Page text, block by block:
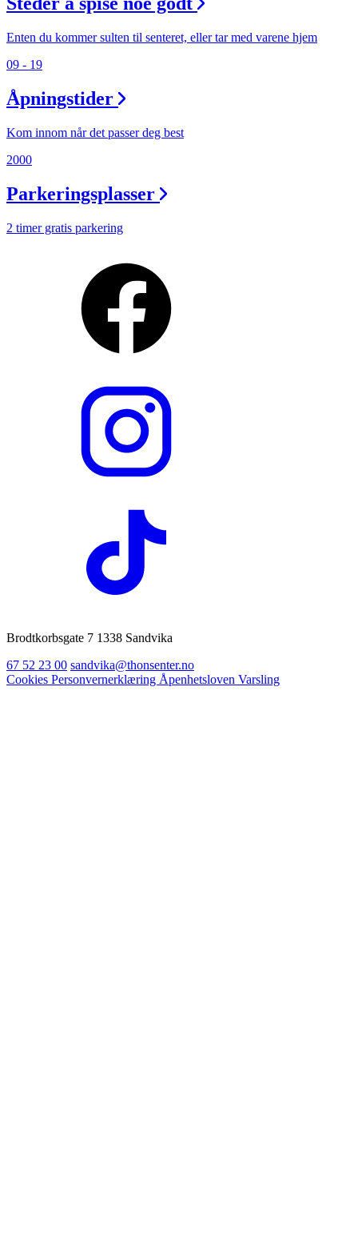
Enten du kommer sulten til senteret, eller tar med varene hjem
09 - 19
Åpningstider
Kom innom når det passer deg best
2000
Parkeringsplasser
2 timer gratis parkering
Brodtkorbsgate 7 1338 Sandvika
67 52 23 00 sandvika@thonsenter.no
Cookies Personvernerklæring Åpenhetsloven Varsling